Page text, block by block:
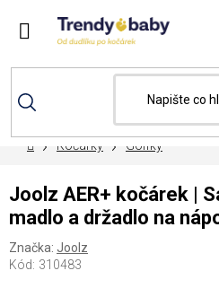
DomůKočárky Golfky
Joolz AER+ kočárek |
madlo a držadlo na
Značka: Joolz
Kód: 310483